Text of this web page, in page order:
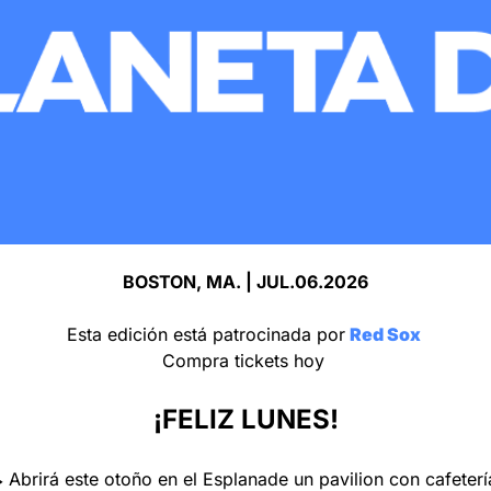
BOSTON, MA. | JUL.06.2026
Esta edición está patrocinada por Red Sox
Compra tickets hoy
¡FELIZ LUNES!
Abrirá este otoño en el Esplanade un pavilion con